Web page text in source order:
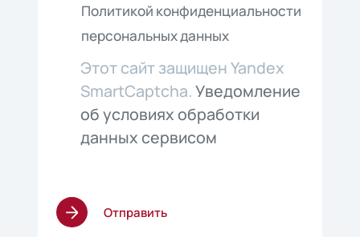
Политикой конфиденциальности
персональных данных
Этот сайт защищен Yandex
SmartCaptcha.Уведомление
об условиях обработки
данных сервисом
Отправить